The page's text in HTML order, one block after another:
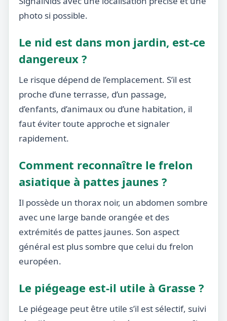
photo si possible.
Le nid est dans mon jardin, est-ce
dangereux ?
Le risque dépend de l’emplacement. S’il est
proche d’une terrasse, d’un passage,
d’enfants, d’animaux ou d’une habitation, il
faut éviter toute approche et signaler
rapidement.
Comment reconnaître le frelon
asiatique à pattes jaunes ?
Il possède un thorax noir, un abdomen sombre
avec une large bande orangée et des
extrémités de pattes jaunes. Son aspect
général est plus sombre que celui du frelon
européen.
Le piégeage est-il utile à Grasse ?
Le piégeage peut être utile s’il est sélectif, suivi